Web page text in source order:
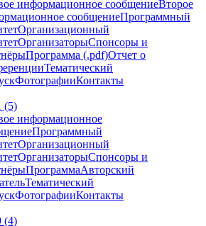
информационное сообщениеВторое
сообщениеПрограммный
Организационный
ОрганизаторыСпонсоры и
Программа (.pdf)Отчет о
Тематический
ФотографииКонтакты
(5)
информационное
Программный
Организационный
ОрганизаторыСпонсоры и
ПрограммаАвторский
Тематический
ФотографииКонтакты
(4)